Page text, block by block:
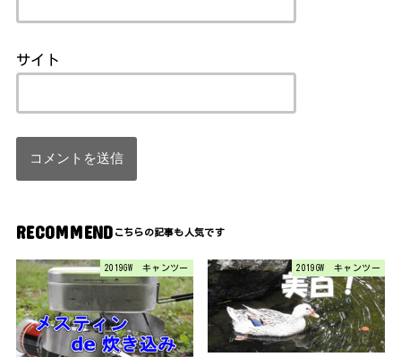
サイト
RECOMMEND
2019GW キャンツー 2019GW キャンツー